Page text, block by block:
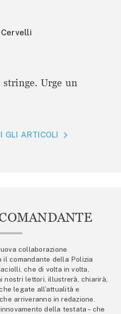
Cervelli
Urge un
GLI ARTICOLI
collaborazione
il comandante della Polizia
che di volta in volta,
nostri lettori, illustrerà, chiarirà,
legate all’attualità e
arriveranno in redazione.
della testata – che